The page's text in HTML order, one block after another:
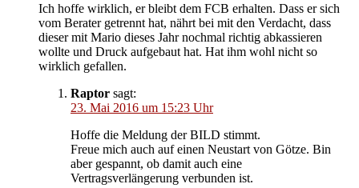
Ich hoffe wirklich, er bleibt dem FCB erhalten. Dass er sich
vom Berater getrennt hat, nährt bei mit den Verdacht, dass
dieser mit Mario dieses Jahr nochmal richtig abkassieren
wollte und Druck aufgebaut hat. Hat ihm wohl nicht so
wirklich gefallen.
Raptor sagt:
23. Mai 2016 um 15:23 Uhr
Hoffe die Meldung der BILD stimmt.
Freue mich auch auf einen Neustart von Götze. Bin
aber gespannt, ob damit auch eine
Vertragsverlängerung verbunden ist.